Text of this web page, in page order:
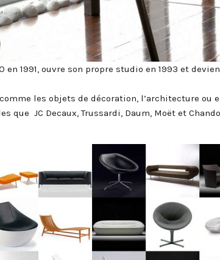
1991, ouvre son propre studio en 1993 et
les objets de décoration, l’architecture ou
que JC Decaux, Trussardi, Daum, Moët et